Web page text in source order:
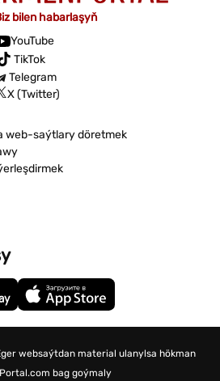
bilen habarlaşyň
YouTube
TikTok
Telegram
X (Twitter)
web-saýtlary döretmek
websaýtdan material ulanylsa hökman
bag goýmaly